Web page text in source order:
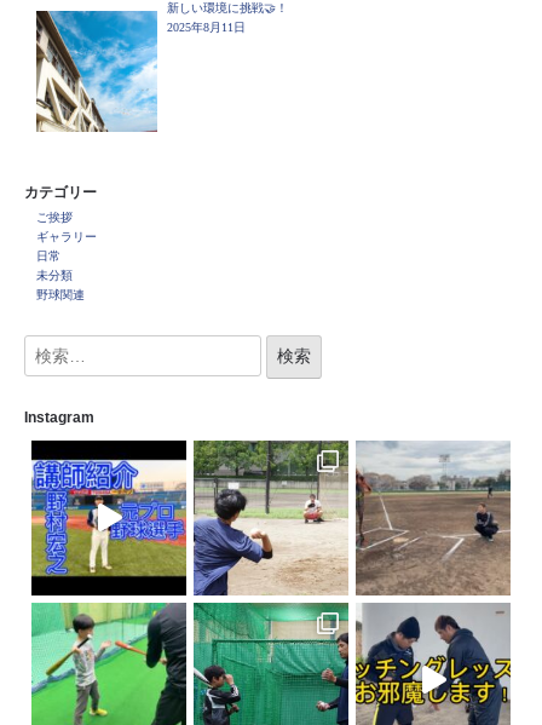
新しい環境に挑戦🤝！
2025年8月11日
カテゴリー
ご挨拶
ギャラリー
日常
未分類
野球関連
Instagram